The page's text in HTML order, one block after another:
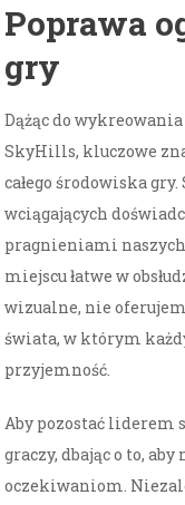
Poprawa
gry
Dążąc do
SkyHills, kluczowe
całego środowiska
wciągających
pragnieniami
miejscu łatwe w
wizualne, nie
świata, w którym
przyjemność.
Aby pozostać
graczy, dbając o to,
oczekiwaniom.